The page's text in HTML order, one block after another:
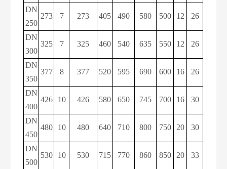
DN
250
273 7 273 405 490 580 500 12 26
DN
300
325 7 325 460 540 635 550 12 26
DN
350
377 8 377 520 595 690 600 16 26
DN
400
426 10 426 580 650 745 700 16 30
DN
450
480 10 480 640 710 800 750 20 30
DN
500
530 10 530 715 770 860 850 20 33